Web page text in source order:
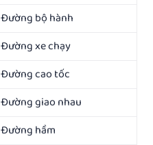
Đường bộ hành
Đường xe chạy
Đường cao tốc
Đường giao nhau
Đường hầm